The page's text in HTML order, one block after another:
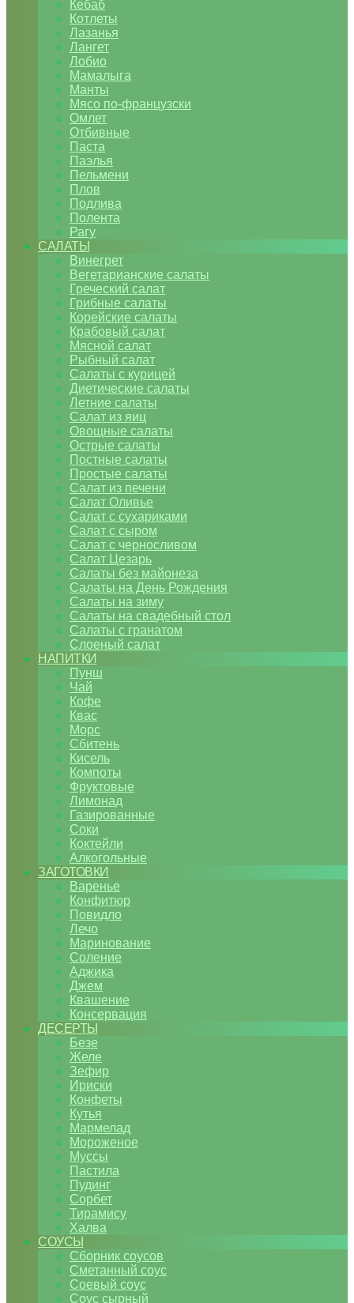
Кебаб
Котлеты
Лазанья
Лангет
Лобио
Мамалыга
Манты
Мясо по-французски
Омлет
Отбивные
Паста
Паэлья
Пельмени
Плов
Подлива
Полента
Рагу
САЛАТЫ
Винегрет
Вегетарианские салаты
Греческий салат
Грибные салаты
Корейские салаты
Крабовый салат
Мясной салат
Рыбный салат
Салаты с курицей
Диетические салаты
Летние салаты
Салат из яиц
Овощные салаты
Острые салаты
Постные салаты
Простые салаты
Салат из печени
Салат Оливье
Салат с сухариками
Салат с сыром
Салат с черносливом
Салат Цезарь
Салаты без майонеза
Салаты на День Рождения
Салаты на зиму
Салаты на свадебный стол
Салаты с гранатом
Слоеный салат
НАПИТКИ
Пунш
Чай
Кофе
Квас
Морс
Сбитень
Кисель
Компоты
Фруктовые
Лимонад
Газированные
Соки
Коктейли
Алкогольные
ЗАГОТОВКИ
Варенье
Конфитюр
Повидло
Лечо
Маринование
Соление
Аджика
Джем
Квашение
Консервация
ДЕСЕРТЫ
Безе
Желе
Зефир
Ириски
Конфеты
Кутья
Мармелад
Мороженое
Муссы
Пастила
Пудинг
Сорбет
Тирамису
Халва
СОУСЫ
Сборник соусов
Сметанный соус
Соевый соус
Соус сырный